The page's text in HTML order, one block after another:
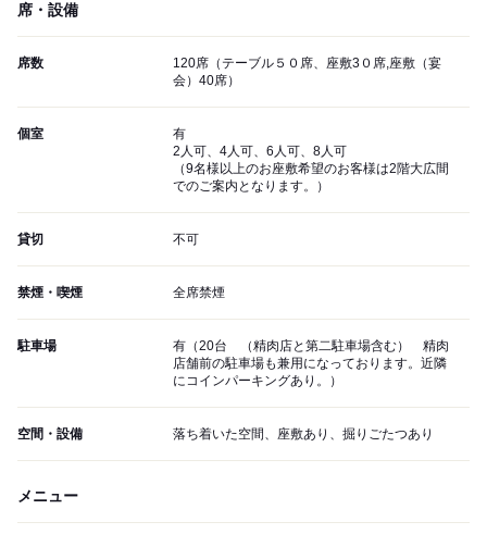
席・設備
席数
120席（テーブル５０席、座敷3０席,座敷（宴
会）40席）
個室
有
2人可、4人可、6人可、8人可
（9名様以上のお座敷希望のお客様は2階大広間
でのご案内となります。）
貸切 不可
禁煙・喫煙 全席禁煙
駐車場
有（20台 （精肉店と第二駐車場含む） 精肉
店舗前の駐車場も兼用になっております。近隣
にコインパーキングあり。）
空間・設備 落ち着いた空間、座敷あり、掘りごたつあり
メニュー